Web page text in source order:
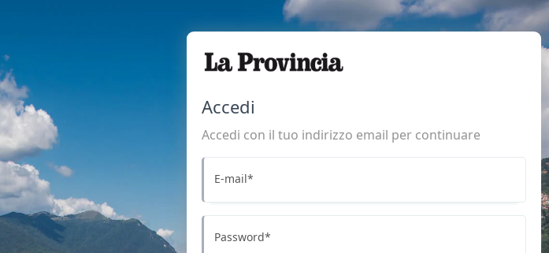
Accedi
Accedi con il tuo indirizzo email per continuare
E-mail*
Password*